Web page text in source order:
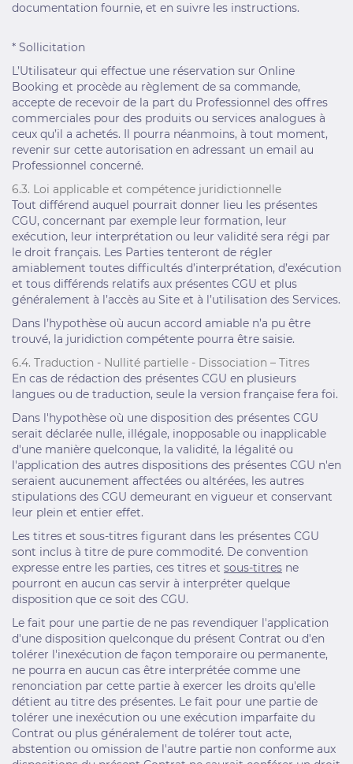
documentation fournie, et en suivre les instructions.
* Sollicitation
L’Utilisateur qui effectue une réservation sur Online
Booking et procède au règlement de sa commande,
accepte de recevoir de la part du Professionnel des offres
commerciales pour des produits ou services analogues à
ceux qu’il a achetés. Il pourra néanmoins, à tout moment,
revenir sur cette autorisation en adressant un email au
Professionnel concerné.
6.3. Loi applicable et compétence juridictionnelle
Tout différend auquel pourrait donner lieu les présentes
CGU, concernant par exemple leur formation, leur
exécution, leur interprétation ou leur validité sera régi par
le droit français. Les Parties tenteront de régler
amiablement toutes difficultés d’interprétation, d’exécution
et tous différends relatifs aux présentes CGU et plus
généralement à l’accès au Site et à l’utilisation des Services.
Dans l’hypothèse où aucun accord amiable n’a pu être
trouvé, la juridiction compétente pourra être saisie.
6.4. Traduction - Nullité partielle - Dissociation – Titres
En cas de rédaction des présentes CGU en plusieurs
langues ou de traduction, seule la version française fera foi.
Dans l'hypothèse où une disposition des présentes CGU
serait déclarée nulle, illégale, inopposable ou inapplicable
d'une manière quelconque, la validité, la légalité ou
l'application des autres dispositions des présentes CGU n'en
seraient aucunement affectées ou altérées, les autres
stipulations des CGU demeurant en vigueur et conservant
leur plein et entier effet.
Les titres et sous-titres figurant dans les présentes CGU
sont inclus à titre de pure commodité. De convention
expresse entre les parties, ces titres et sous-titres ne
pourront en aucun cas servir à interpréter quelque
disposition que ce soit des CGU.
Le fait pour une partie de ne pas revendiquer l'application
d'une disposition quelconque du présent Contrat ou d'en
tolérer l'inexécution de façon temporaire ou permanente,
ne pourra en aucun cas être interprétée comme une
renonciation par cette partie à exercer les droits qu'elle
détient au titre des présentes. Le fait pour une partie de
tolérer une inexécution ou une exécution imparfaite du
Contrat ou plus généralement de tolérer tout acte,
abstention ou omission de l'autre partie non conforme aux